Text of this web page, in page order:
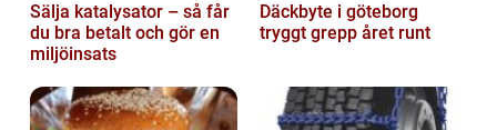
Sälja katalysator – så får
du bra betalt och gör en
miljöinsats
Däckbyte i göteborg
tryggt grepp året runt